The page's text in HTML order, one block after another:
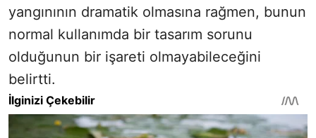
yangınının dramatik olmasına rağmen, bunun
normal kullanımda bir tasarım sorunu
olduğunun bir işareti olmayabileceğini
belirtti.